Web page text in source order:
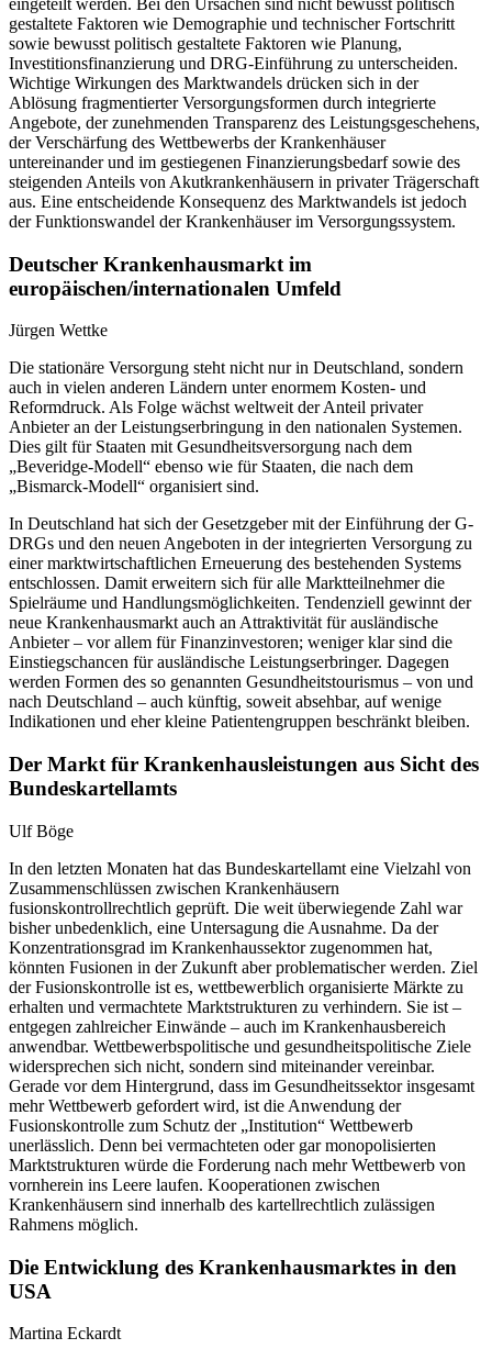
eingeteilt werden. Bei den Ursachen sind nicht bewusst politisch
gestaltete Faktoren wie Demographie und technischer Fortschritt
sowie bewusst politisch gestaltete Faktoren wie Planung,
Investitionsfinanzierung und DRG-Einführung zu unterscheiden.
Wichtige Wirkungen des Marktwandels drücken sich in der
Ablösung fragmentierter Versorgungsformen durch integrierte
Angebote, der zunehmenden Transparenz des Leistungsgeschehens,
der Verschärfung des Wettbewerbs der Krankenhäuser
untereinander und im gestiegenen Finanzierungsbedarf sowie des
steigenden Anteils von Akutkrankenhäusern in privater Trägerschaft
aus. Eine entscheidende Konsequenz des Marktwandels ist jedoch
der Funktionswandel der Krankenhäuser im Versorgungssystem.
Deutscher Krankenhausmarkt im
europäischen/internationalen Umfeld
Jürgen Wettke
Die stationäre Versorgung steht nicht nur in Deutschland, sondern
auch in vielen anderen Ländern unter enormem Kosten- und
Reformdruck. Als Folge wächst weltweit der Anteil privater
Anbieter an der Leistungserbringung in den nationalen Systemen.
Dies gilt für Staaten mit Gesundheitsversorgung nach dem
„Beveridge-Modell“ ebenso wie für Staaten, die nach dem
„Bismarck-Modell“ organisiert sind.
In Deutschland hat sich der Gesetzgeber mit der Einführung der G-
DRGs und den neuen Angeboten in der integrierten Versorgung zu
einer marktwirtschaftlichen Erneuerung des bestehenden Systems
entschlossen. Damit erweitern sich für alle Marktteilnehmer die
Spielräume und Handlungsmöglichkeiten. Tendenziell gewinnt der
neue Krankenhausmarkt auch an Attraktivität für ausländische
Anbieter – vor allem für Finanzinvestoren; weniger klar sind die
Einstiegschancen für ausländische Leistungserbringer. Dagegen
werden Formen des so genannten Gesundheitstourismus – von und
nach Deutschland – auch künftig, soweit absehbar, auf wenige
Indikationen und eher kleine Patientengruppen beschränkt bleiben.
Der Markt für Krankenhausleistungen aus Sicht des
Bundeskartellamts
Ulf Böge
In den letzten Monaten hat das Bundeskartellamt eine Vielzahl von
Zusammenschlüssen zwischen Krankenhäusern
fusionskontrollrechtlich geprüft. Die weit überwiegende Zahl war
bisher unbedenklich, eine Untersagung die Ausnahme. Da der
Konzentrationsgrad im Krankenhaussektor zugenommen hat,
könnten Fusionen in der Zukunft aber problematischer werden. Ziel
der Fusionskontrolle ist es, wettbewerblich organisierte Märkte zu
erhalten und vermachtete Marktstrukturen zu verhindern. Sie ist –
entgegen zahlreicher Einwände – auch im Krankenhausbereich
anwendbar. Wettbewerbspolitische und gesundheitspolitische Ziele
widersprechen sich nicht, sondern sind miteinander vereinbar.
Gerade vor dem Hintergrund, dass im Gesundheitssektor insgesamt
mehr Wettbewerb gefordert wird, ist die Anwendung der
Fusionskontrolle zum Schutz der „Institution“ Wettbewerb
unerlässlich. Denn bei vermachteten oder gar monopolisierten
Marktstrukturen würde die Forderung nach mehr Wettbewerb von
vornherein ins Leere laufen. Kooperationen zwischen
Krankenhäusern sind innerhalb des kartellrechtlich zulässigen
Rahmens möglich.
Die Entwicklung des Krankenhausmarktes in den
USA
Martina Eckardt